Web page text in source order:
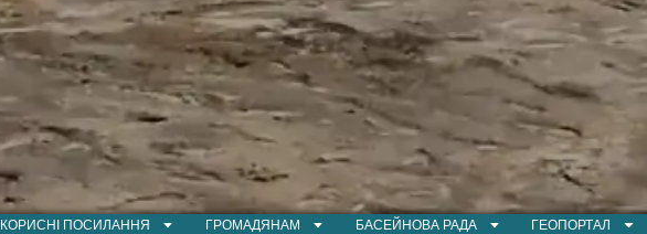
КОРИСНІ ПОСИЛАННЯ ГРОМАДЯНАМ БАСЕЙНОВА РАДА ГЕОПОРТАЛ